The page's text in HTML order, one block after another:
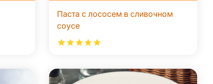
Паста с лососем в сливочном
соусе